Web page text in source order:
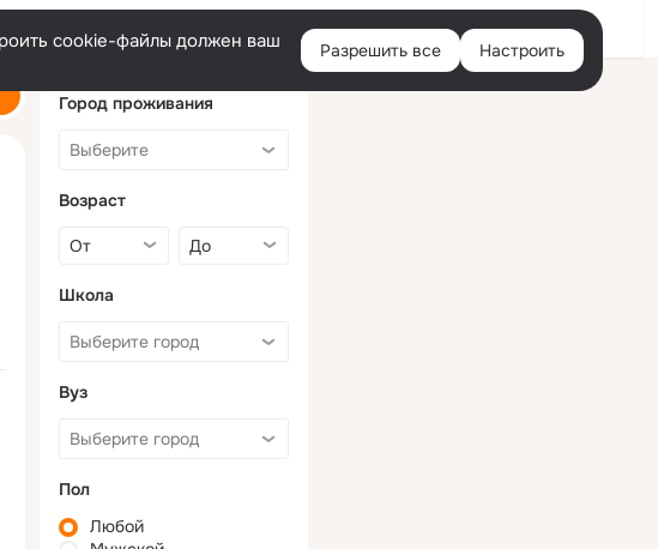
Войти
cookie-файлы должен ваш
Разрешить все Настроить
Город проживания
Возраст
Школа
Вуз
Пол
Любой